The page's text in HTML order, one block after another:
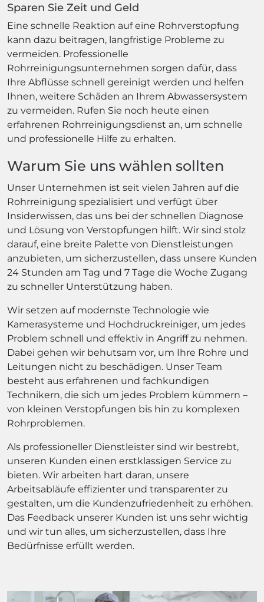
Sparen Sie Zeit und Geld
Eine schnelle Reaktion auf eine Rohrverstopfung
kann dazu beitragen, langfristige Probleme zu
vermeiden. Professionelle
Rohrreinigungsunternehmen sorgen dafür, dass
Ihre Abflüsse schnell gereinigt werden und helfen
Ihnen, weitere Schäden an Ihrem Abwassersystem
zu vermeiden. Rufen Sie noch heute einen
erfahrenen Rohrreinigungsdienst an, um schnelle
und professionelle Hilfe zu erhalten.
Warum Sie uns wählen sollten
Unser Unternehmen ist seit vielen Jahren auf die
Rohrreinigung spezialisiert und verfügt über
Insiderwissen, das uns bei der schnellen Diagnose
und Lösung von Verstopfungen hilft. Wir sind stolz
darauf, eine breite Palette von Dienstleistungen
anzubieten, um sicherzustellen, dass unsere Kunden
24 Stunden am Tag und 7 Tage die Woche Zugang
zu schneller Unterstützung haben.
Wir setzen auf modernste Technologie wie
Kamerasysteme und Hochdruckreiniger, um jedes
Problem schnell und effektiv in Angriff zu nehmen.
Dabei gehen wir behutsam vor, um Ihre Rohre und
Leitungen nicht zu beschädigen. Unser Team
besteht aus erfahrenen und fachkundigen
Technikern, die sich um jedes Problem kümmern –
von kleinen Verstopfungen bis hin zu komplexen
Rohrproblemen.
Als professioneller Dienstleister sind wir bestrebt,
unseren Kunden einen erstklassigen Service zu
bieten. Wir arbeiten hart daran, unsere
Arbeitsabläufe effizienter und transparenter zu
gestalten, um die Kundenzufriedenheit zu erhöhen.
Das Feedback unserer Kunden ist uns sehr wichtig
und wir tun alles, um sicherzustellen, dass Ihre
Bedürfnisse erfüllt werden.